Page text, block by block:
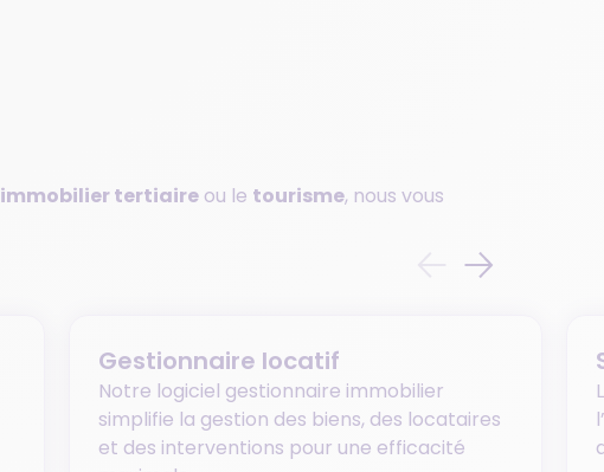
immobilier tertiaire ou le tourisme, nous vous
Gestionnaire locatif
Notre logiciel gestionnaire immobilier
simplifie la gestion des biens, des locataires
et des interventions pour une efficacité